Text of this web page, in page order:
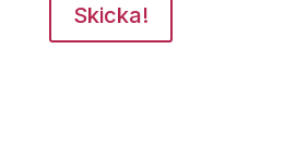
Skicka!